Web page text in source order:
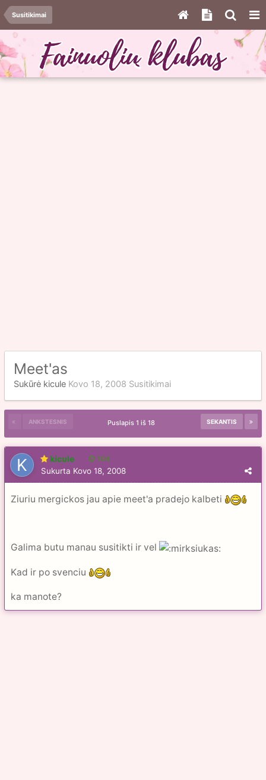
Susitikimai
Meet'as
Sukūrė kicule Kovo 18, 2008 Susitikimai
ANKSTESNIS SEKANTIS
Puslapis 1 iš 18
kicule 104
Sukurta Kovo 18, 2008
Ziuriu mergickos jau apie meet'a pradejo kalbeti
Galima butu manau susitikti ir vel
Kad ir po svenciu
ka manote?